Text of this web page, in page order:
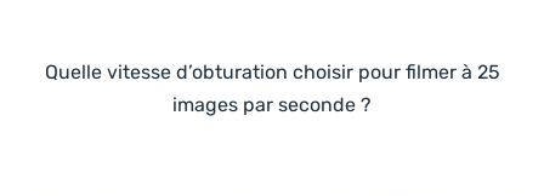
Quelle vitesse d’obturation choisir pour filmer à 25
images par seconde ?